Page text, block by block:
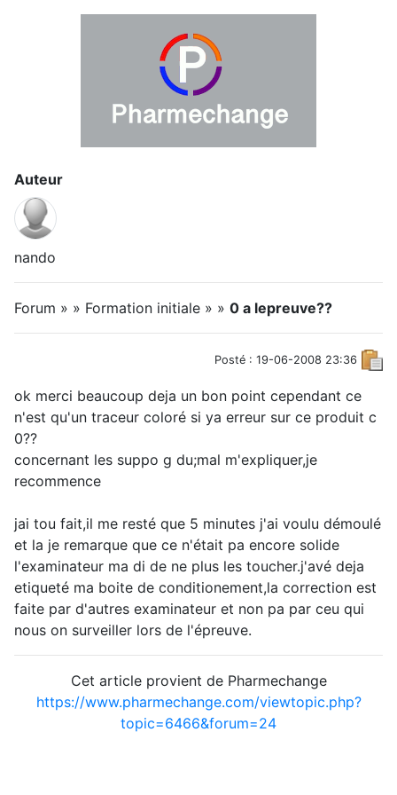
Auteur
nando
Forum » » Formation initiale » » 0 a lepreuve??
Posté : 19-06-2008 23:36
ok merci beaucoup deja un bon point cependant ce
n'est qu'un traceur coloré si ya erreur sur ce produit c
0??
concernant les suppo g du;mal m'expliquer,je
recommence
jai tou fait,il me resté que 5 minutes j'ai voulu démoulé
et la je remarque que ce n'était pa encore solide
l'examinateur ma di de ne plus les toucher.j'avé deja
etiqueté ma boite de conditionement,la correction est
faite par d'autres examinateur et non pa par ceu qui
nous on surveiller lors de l'épreuve.
Cet article provient de Pharmechange
https://www.pharmechange.com/viewtopic.php?
topic=6466&forum=24